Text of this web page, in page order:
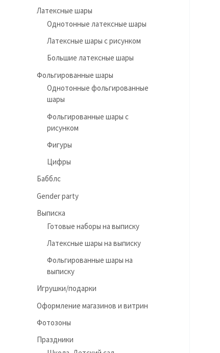
Латексные шары
Однотонные латексные шары
Латексные шары с рисунком
Большие латексные шары
Фольгированные шары
Однотонные фольгированные
шары
Фольгированные шары с
рисунком
Фигуры
Цифры
Бабблс
Gender party
Выписка
Готовые наборы на выписку
Латексные шары на выписку
Фольгированные шары на
выписку
Игрушки/подарки
Оформление магазинов и витрин
Фотозоны
Праздники